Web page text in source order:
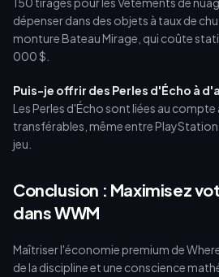
dépenser dans des objets à taux de
monture Bateau Mirage, qui coûte
000 $.
Puis-je offrir des Perles d'Écho à
Les Perles d'Écho sont liées au
transférables, même entre PlayStation
jeu.
Conclusion : Maximisez
dans WWM
Maîtriser l'économie premium de
de la discipline et une conscience